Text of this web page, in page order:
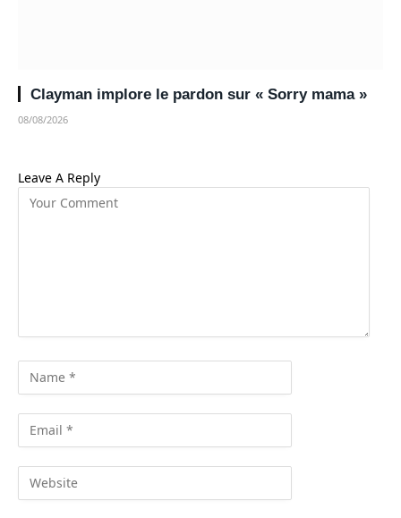
Clayman implore le pardon sur « Sorry mama »
08/08/2026
Leave A Reply